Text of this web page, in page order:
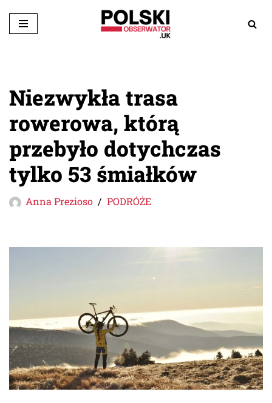
Przejdź
Niezwykła trasa
rowerowa, którą
przebyło dotychczas
tylko 53 śmiałków
Anna Prezioso PODRÓŻE